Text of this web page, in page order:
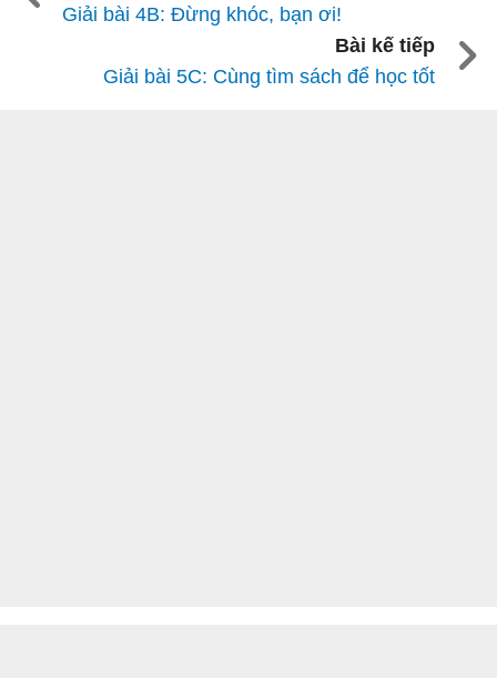
Giải bài 4B: Đừng khóc, bạn ơi!
Bài kế tiếp
Giải bài 5C: Cùng tìm sách để học tốt